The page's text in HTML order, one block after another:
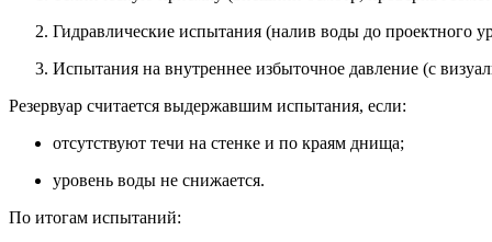
Гидравлические испытания (налив воды до проектного
Испытания на внутреннее избыточное давление (с
Резервуар считается выдержавшим испытания, если:
отсутствуют течи на стенке и по краям днища;
уровень воды не снижается.
По итогам испытаний: